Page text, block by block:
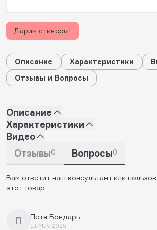
Дарим стикеры!
Описание Характеристики
Отзывы и Вопросы
Описание
Характеристики
Видео
Отзывы0 Вопросы0
Вам ответит наш консультант или
этот товар.
П Петя Бондарь
13 May 2025